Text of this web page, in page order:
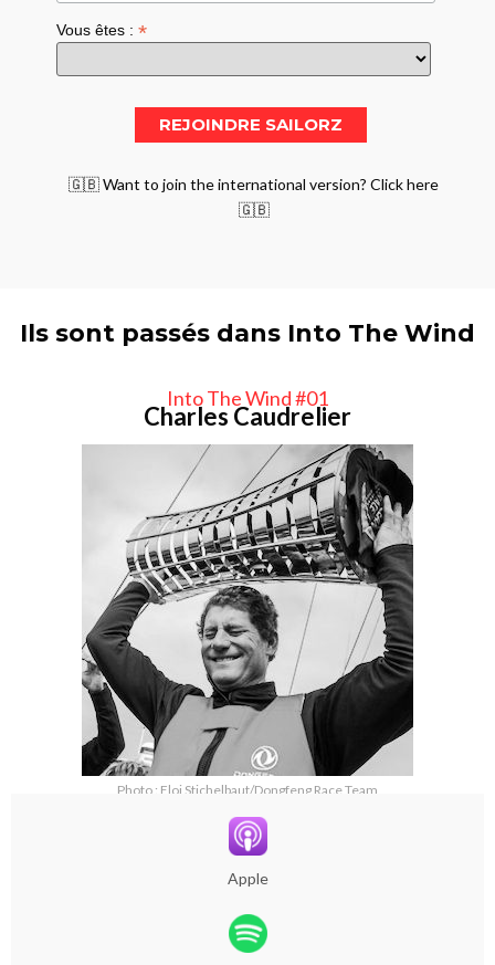
Vous êtes :*
🇬🇧 Want to join the international version? Click here
🇬🇧
Ils sont passés dans Into The Wind
Into The Wind #01
Charles Caudrelier
Photo : Eloi Stichelbaut/Dongfeng Race Team
Apple